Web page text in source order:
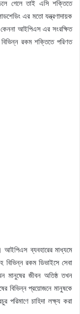
গেলে তাই এসি শক্তিতে
এর মতো যন্ত্রণাদায়ক
কেননা আইপিএস এর সংরক্ষিত
রকম শক্তিতে পরিণত
ব্যবহারের মাধ্যমে
বিভিন্ন রকম ডিভাইসে সেবা
মানুষের জীবন অতিষ্ঠ তখন
বিভিন্ন প্রয়োজনে মানুষকে
চাহিদা লক্ষ্য করা